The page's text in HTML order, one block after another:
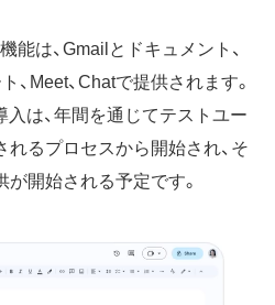
能は、Gmailとドキュメント、
、Meet、Chatで提供されます。
は、年間を通じてテストユー
るプロセスから開始され、そ
開始される予定です。